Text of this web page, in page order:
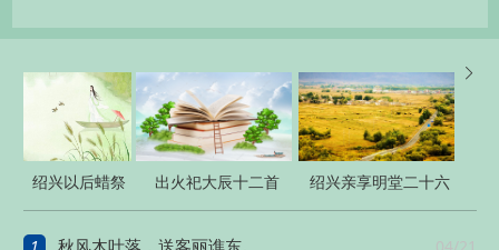

绍兴以后蜡祭
四十二首
出火祀大辰十二首
绍兴亲享明堂二十六
首